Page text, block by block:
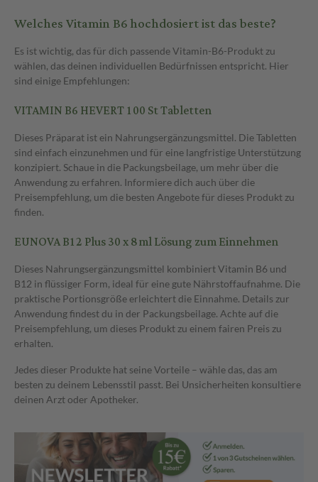
Welches Vitamin B6 hochdosiert ist das beste?
Es ist wichtig, das für dich passende Vitamin-B6-Produkt zu
wählen, das deinen individuellen Bedürfnissen entspricht. Hier
sind einige Empfehlungen:
VITAMIN B6 HEVERT 100 St Tabletten
Dieses Präparat ist ein Nahrungsergänzungsmittel. Die Tabletten
sind einfach einzunehmen und für eine langfristige Unterstützung
konzipiert. Schaue in die Packungsbeilage, um mehr über die
Anwendung zu erfahren. Informiere dich auch über die
Preisempfehlung, um die besten Angebote für dieses Produkt zu
finden.
EUNOVA B12 Plus 30 x 8 ml Lösung zum Einnehmen
Dieses Nahrungsergänzungsmittel kombiniert Vitamin B6 und
B12 in flüssiger Form, ideal für eine gute Nährstoffaufnahme. Die
praktische Portionsgröße erleichtert die Einnahme. Details zur
Anwendung findest du in der Packungsbeilage. Achte auf die
Preisempfehlung, um dieses Produkt zu einem fairen Preis zu
erhalten.
Jedes dieser Produkte hat seine Vorteile – wähle das, das am
besten zu deinem Lebensstil passt. Bei Unsicherheiten konsultiere
deinen Arzt oder Apotheker.